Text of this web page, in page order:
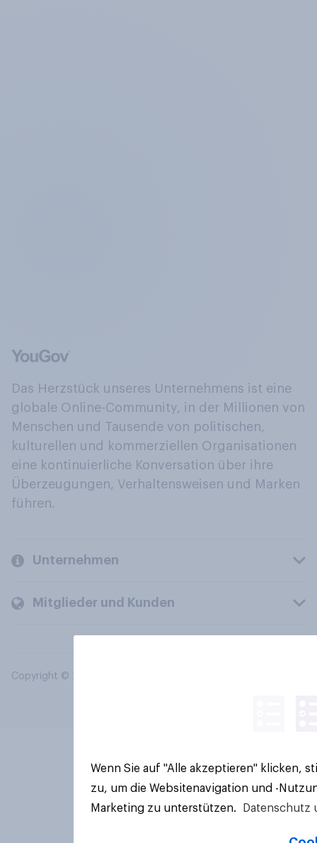
Das Herzstück unseres Unternehmens ist eine
globale Online-Community, in der Millionen von
Menschen und Tausende von politischen,
kulturellen und kommerziellen Organisationen
eine kontinuierliche Konversation über ihre
Überzeugungen, Verhaltensweisen und Marken
führen.
Unternehmen
Mitglieder und Kunden
Copyright © 2026 YouGov PLC. Alle Rechte vorbehalten.
Wenn Sie auf "Alle akzeptieren" klicken,
zu, um die Websitenavigation und -
Marketing zu unterstützen.
Datenschutz